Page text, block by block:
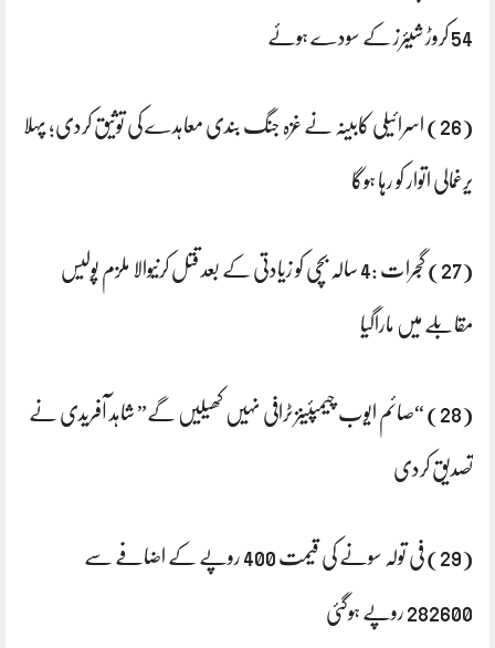
54 کروڑ شیئرز کے سودے ہوئے
(26) اسرائیلی کابینہ نے غزہ جنگ بندی معاہدے کی توثیق کردی؛ پہلا
یرغمالی اتوار کو رہا ہوگا
(27) گجرات :4 سالہ بچی کو زیادتی کے بعد قتل کرنیوالا ملزم پولیس
مقابلے میں ماراگیا
(28) “صائم ایوب چیمپئینز ٹرافی نہیں کھیلیں گے” شاہد آفریدی نے
تصدیق کردی
(29) فی تولہ سونے کی قیمت 400 روپے کے اضافے سے
282600 روپے ہوگئی